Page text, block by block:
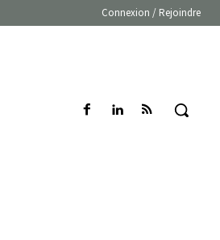
Connexion / Rejoindre